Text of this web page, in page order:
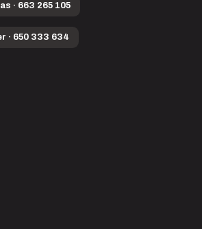
· 663 265 105
· 650 333 634